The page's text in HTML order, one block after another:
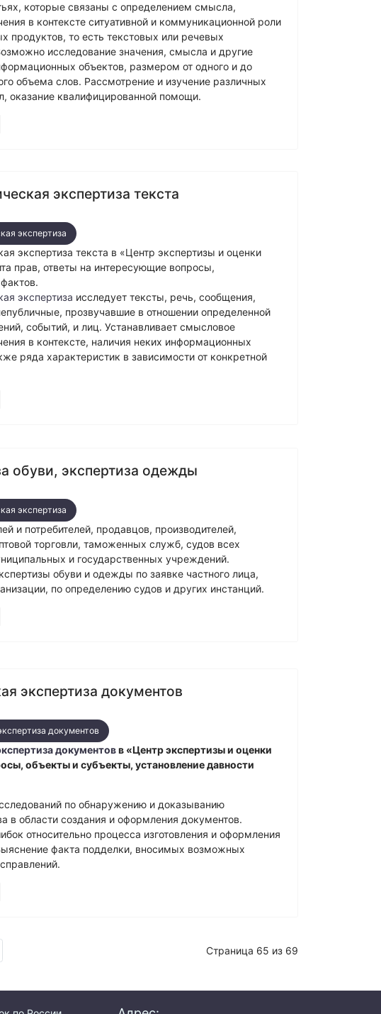
которые связаны с определением смысла,
в контексте ситуативной и коммуникационной роли
продуктов, то есть текстовых или речевых
исследование значения, смысла и другие
объектов, размером от одного и до
объема слов. Рассмотрение и изучение различных
оказание квалифицированной помощи.
экспертиза текста
экспертиза
экспертиза текста в «Центр экспертизы и оценки
прав, ответы на интересующие вопросы,
экспертиза исследует тексты, речь, сообщения,
прозвучавшие в отношении определенной
событий, и лиц. Устанавливает смысловое
в контексте, наличия неких информационных
ряда характеристик в зависимости от конкретной
обуви, экспертиза одежды
экспертиза
и потребителей, продавцов, производителей,
торговли, таможенных служб, судов всех
и государственных учреждений.
обуви и одежды по заявке частного лица,
по определению судов и других инстанций.
экспертиза документов
документов
документовв «Центр экспертизы и оценки
объекты и субъекты, установление давности
по обнаружению и доказыванию
в области создания и оформления документов.
относительно процесса изготовления и оформления
факта подделки, вносимых возможных
Страница 65 из 69